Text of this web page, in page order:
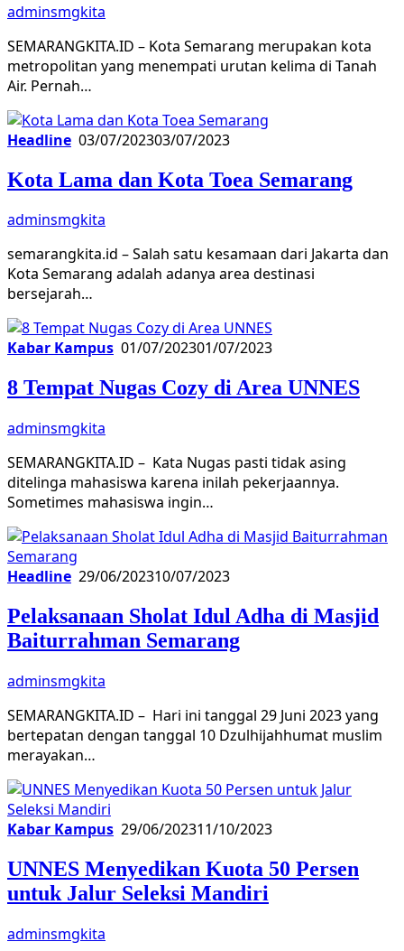
adminsmgkita
SEMARANGKITA.ID – Kota Semarang merupakan kota
metropolitan yang menempati urutan kelima di Tanah
Air. Pernah…
Headline 03/07/202303/07/2023
Kota Lama dan Kota Toea Semarang
adminsmgkita
semarangkita.id – Salah satu kesamaan dari Jakarta dan
Kota Semarang adalah adanya area destinasi
bersejarah…
Kabar Kampus 01/07/202301/07/2023
8 Tempat Nugas Cozy di Area UNNES
adminsmgkita
SEMARANGKITA.ID – Kata Nugas pasti tidak asing
ditelinga mahasiswa karena inilah pekerjaannya.
Sometimes mahasiswa ingin…
Headline 29/06/202310/07/2023
Pelaksanaan Sholat Idul Adha di Masjid
Baiturrahman Semarang
adminsmgkita
SEMARANGKITA.ID – Hari ini tanggal 29 Juni 2023 yang
bertepatan dengan tanggal 10 Dzulhijahhumat muslim
merayakan…
Kabar Kampus 29/06/202311/10/2023
UNNES Menyedikan Kuota 50 Persen
untuk Jalur Seleksi Mandiri
adminsmgkita